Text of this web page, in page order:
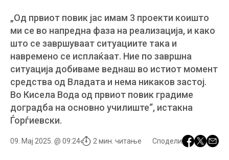
„Од првиот повик јас имам 3 проекти коишто
ми се во напредна фаза на реализација, и како
што се завршуваат ситуациите така и
навремено се исплаќаат. Ние по завршна
ситуација добиваме веднаш во истиот момент
средства од Владата и нема никаков застој.
Во Кисела Вода од првиот повик градиме
доградба на основно училиште“, истакна
Ѓорѓиевски.
09. Мај 2025. @ 09:24 2 мин. читање Сподели